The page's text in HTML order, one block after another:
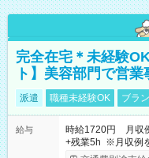
完全在宅＊未経験
ト】美容部門で営業
派遣 職種未経験OK ブラ
給与
時給1720円 月収
+残業5h ※月収例
取りサービス利用